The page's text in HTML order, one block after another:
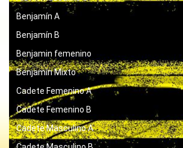
Benjamín A
Benjamín B
Benjamin femenino
Benjamín Mixto
Cadete Femenino A
Cadete Femenino B
Cadete Masculino A